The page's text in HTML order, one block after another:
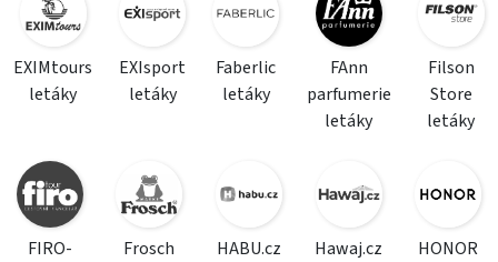
EXIMtours
letáky
EXIsport
letáky
Faberlic
letáky
FAnn
parfumerie
letáky
Filson
Store
letáky
FIRO-
Frosch
HABU.cz
Hawaj.cz
HONOR